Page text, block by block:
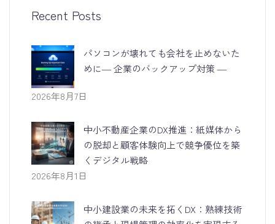
Recent Posts
パソコンが壊れても会社を止めないた
めに― 企業のバックアップ対策 ―
2026年8月7日
中小不動産企業のDX推進：紙媒体から
の脱却と顧客体験向上で競争優位を築
くデジタル戦略
2026年8月1日
中小建設業の未来を拓くDX：熟練技術